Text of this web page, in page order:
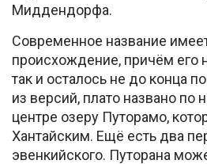
Миддендорфа.
Современное название
происхождение, причём его
так и осталось не до конца
из версий, плато названо по
центре озеру Путорамо,
Хантайским. Ещё есть два
эвенкийского. Путорана